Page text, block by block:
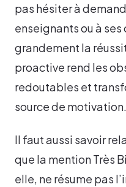
pas hésiter à
enseignants ou à
grandement la
proactive rend les
redoutables et
source de motivation.
Il faut aussi savoir
que la mention Très
elle, ne résume pas